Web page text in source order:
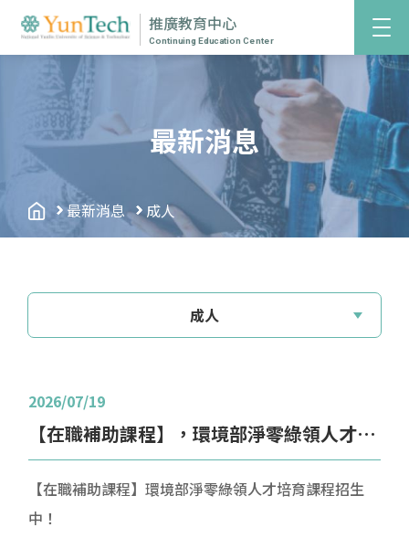
推廣教育中心
Continuing Education Center
最新消息
最新消息 成人
成人
2026/07/19
【在職補助課程】，環境部淨零綠領人才培育課程，熱烈招生中！
【在職補助課程】環境部淨零綠領人才培育課程招生
中！